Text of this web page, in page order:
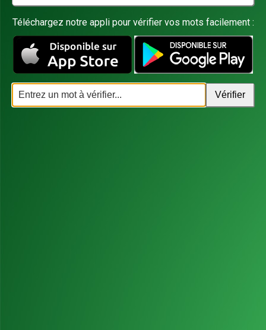
Téléchargez notre appli pour vérifier vos mots facilement :